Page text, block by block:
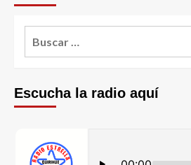
Escucha la radio aquí